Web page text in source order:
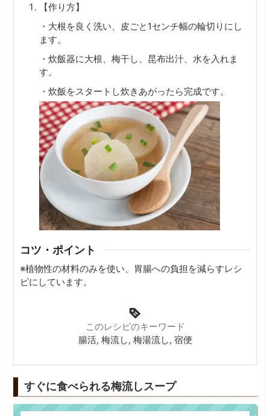
【作り方】
・大根を良く洗い、皮ごと1センチ幅の輪切りにし
ます。
・炊飯器に大根、梅干し、昆布出汁、水を入れま
す。
・炊飯をスタートし炊きあがったら完成です。
コツ・ポイント
※植物性の材料のみを使い、胃腸への負担を減らすレシ
ピにしています。
このレシピのキーワード
腸活, 梅流し, 梅湯流し, 宿便
すぐに食べられる梅流しスープ